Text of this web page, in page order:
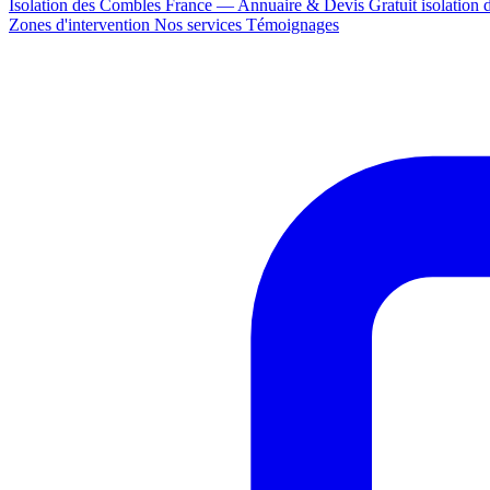
Isolation des Combles France — Annuaire & Devis Gratuit isolation
Zones d'intervention Nos services Témoignages